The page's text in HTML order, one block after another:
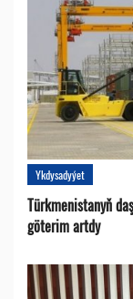
Ykdysadyýet
Türkmenistanyň
göterim artdy